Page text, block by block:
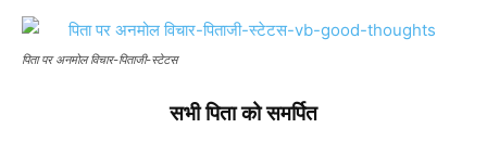
पिता पर अनमोल विचार-पिताजी-स्टेटस
सभी पिता को समर्पित